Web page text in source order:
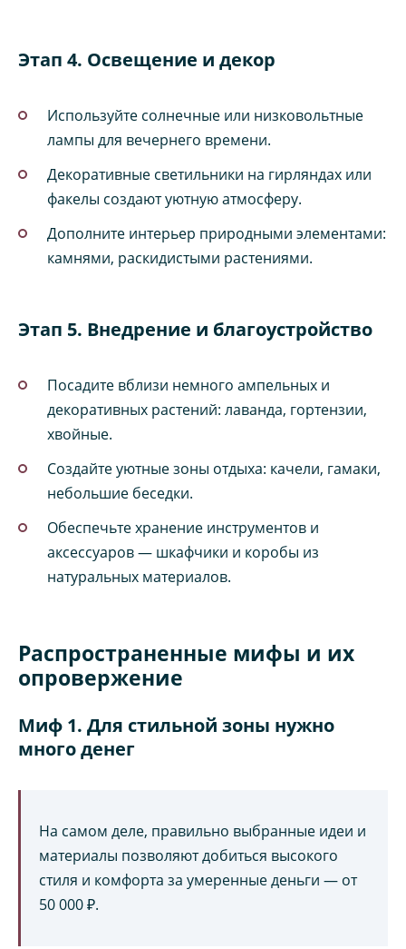
Этап 4. Освещение и декор
Используйте солнечные или низковольтные
лампы для вечернего времени.
Декоративные светильники на гирляндах или
факелы создают уютную атмосферу.
Дополните интерьер природными элементами:
камнями, раскидистыми растениями.
Этап 5. Внедрение и благоустройство
Посадите вблизи немного ампельных и
декоративных растений: лаванда, гортензии,
хвойные.
Создайте уютные зоны отдыха: качели, гамаки,
небольшие беседки.
Обеспечьте хранение инструментов и
аксессуаров — шкафчики и коробы из
натуральных материалов.
Распространенные мифы и их
опровержение
Миф 1. Для стильной зоны нужно
много денег
На самом деле, правильно выбранные идеи и
материалы позволяют добиться высокого
стиля и комфорта за умеренные деньги — от
50 000 ₽.